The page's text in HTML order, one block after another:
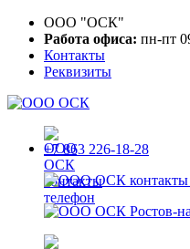
ООО "ОСК"
Работа офиса: пн-пт
Контакты
Реквизиты
+7 863 226-18-28